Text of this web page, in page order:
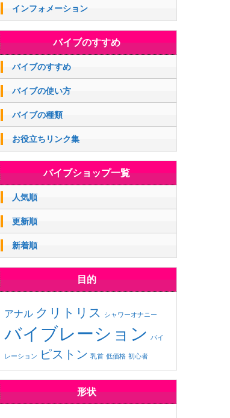
インフォメーション
バイブのすすめ
バイブのすすめ
バイブの使い方
バイブの種類
お役立ちリンク集
バイブショップ一覧
人気順
更新順
新着順
目的
アナル クリトリス シャワーオナニー
バイブレーション バイ
レーション ピストン 乳首 低価格 初心者
形状